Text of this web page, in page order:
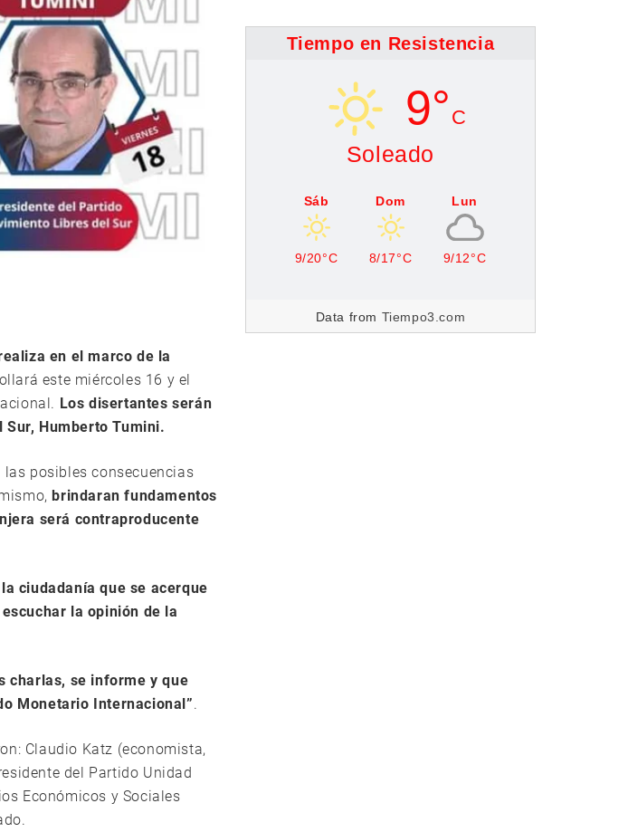
en el marco de la
este miércoles 16 y el
Los disertantes serán
Humberto Tumini.
posibles consecuencias
brindaran fundamentos
será contraproducente
la ciudadanía que se acerque
la opinión de la
charlas, se informe y que
Monetario Internacional”.
Claudio Katz (economista,
del Partido Unidad
Económicos y Sociales
Tiempo en Resistencia
9° C
Soleado
Sáb
9/20°C
Dom
8/17°C
Lun
9/12°C
Data from Tiempo3.com